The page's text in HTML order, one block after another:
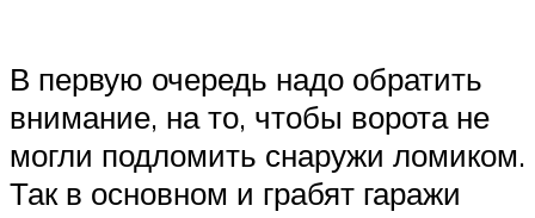
В первую очередь надо обратить
внимание, на то, чтобы ворота не
могли подломить снаружи ломиком.
Так в основном и грабят гаражи